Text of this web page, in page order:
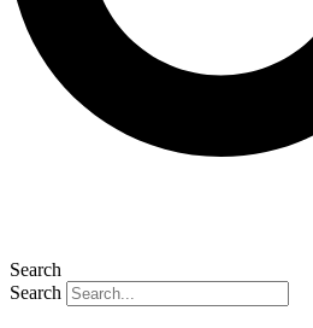
Search
Search